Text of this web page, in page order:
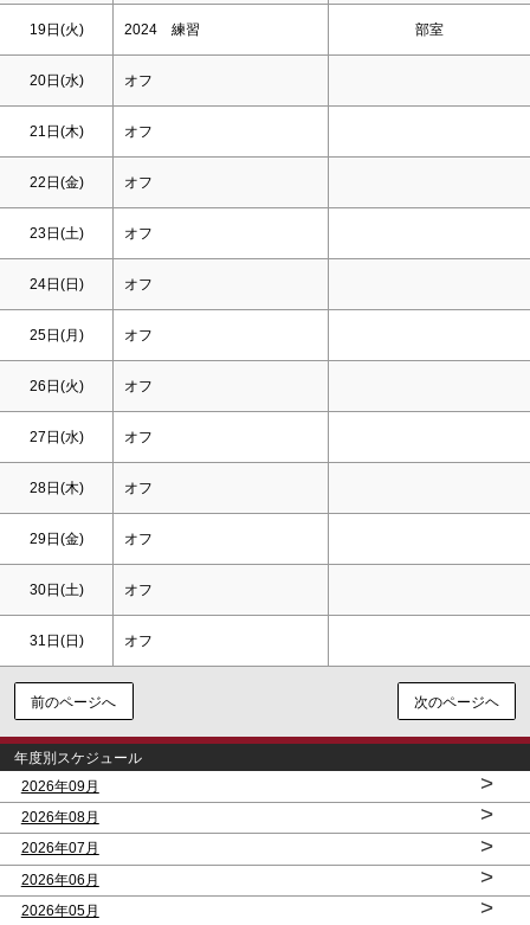
19日(火) 2024 練習 部室
20日(水) オフ
21日(木) オフ
22日(金) オフ
23日(土) オフ
24日(日) オフ
25日(月) オフ
26日(火) オフ
27日(水) オフ
28日(木) オフ
29日(金) オフ
30日(土) オフ
31日(日) オフ
前のページへ 次のページヘ
年度別スケジュール
2026年09月
>
2026年08月 >
2026年07月 >
2026年06月 >
2026年05月 >